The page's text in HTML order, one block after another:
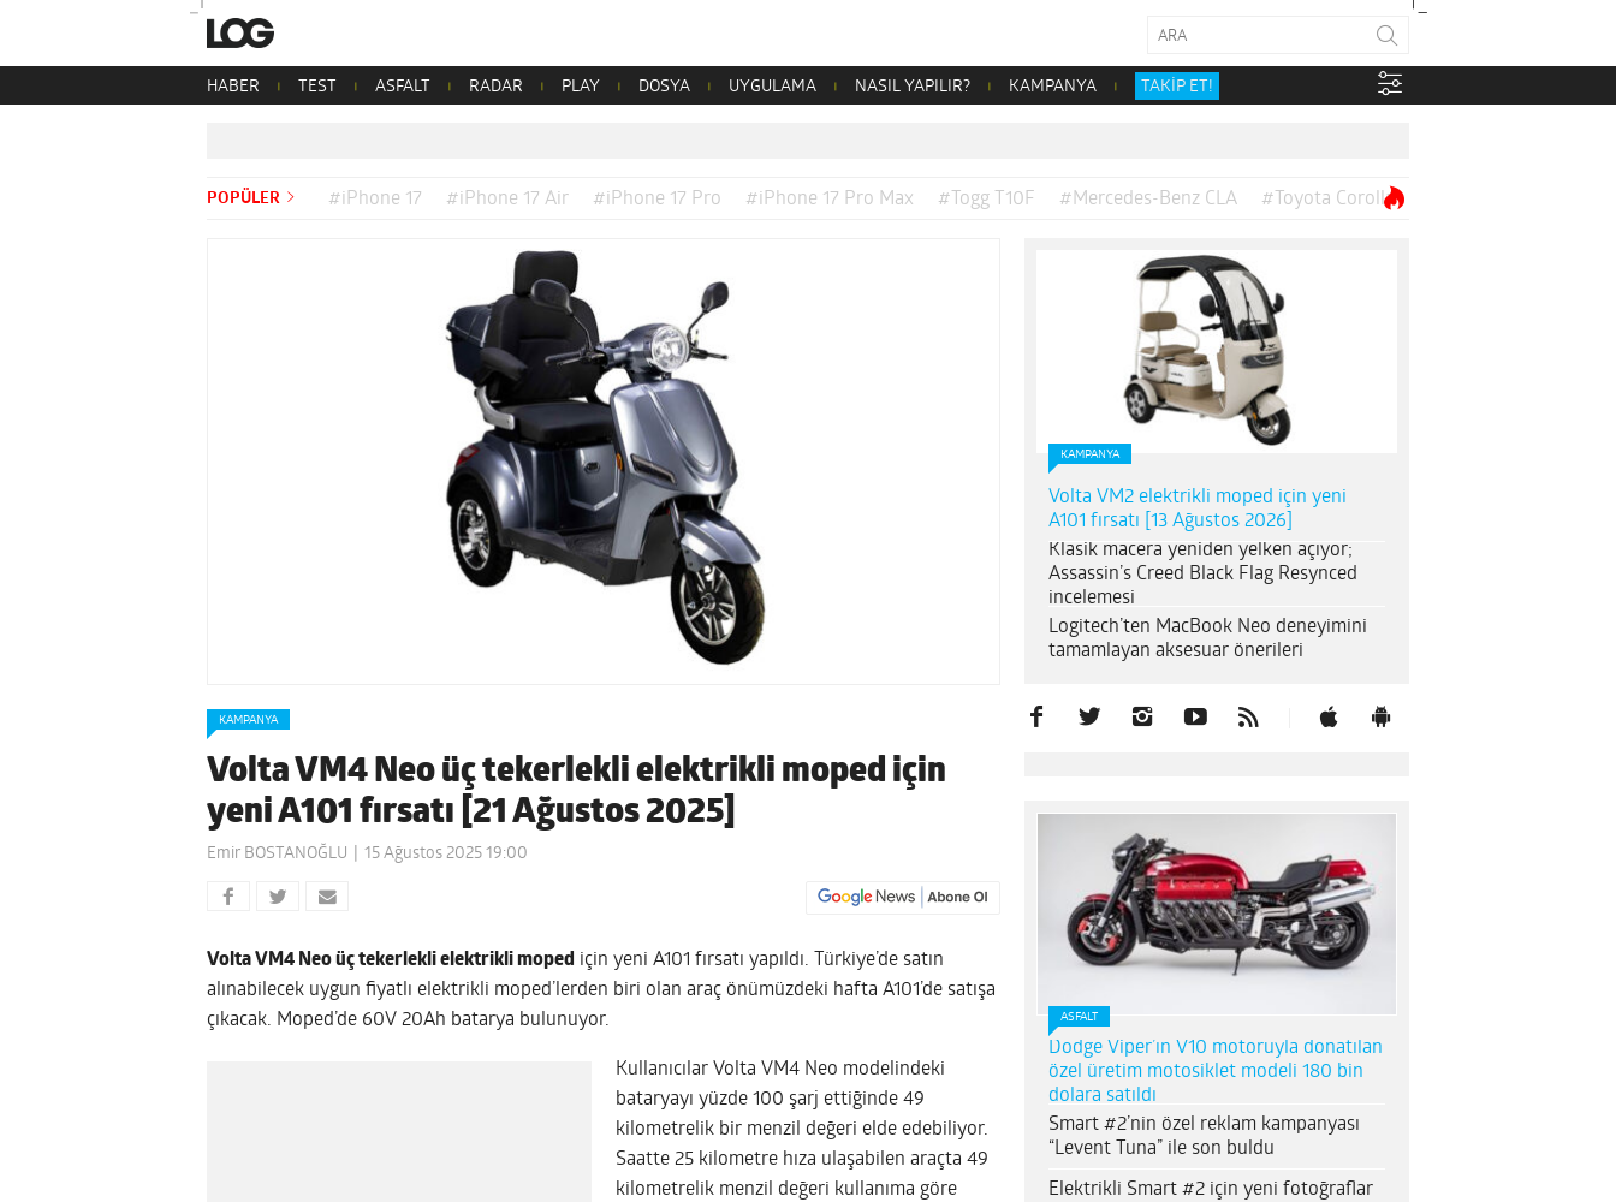
HABER TEST ASFALT RADAR PLAY DOSYA UYGULAMA NASIL YAPILIR? KAMPANYA TAKİP ET!
POPÜLER #iPhone 17 #iPhone 17 Air #iPhone 17 Pro #iPhone 17 Pro Max #Togg T10F #Mercedes-Benz CLA #Toyota Corolla
KAMPANYA
Volta VM4 Neo üç tekerlekli elektrikli moped için
yeni A101 fırsatı [21 Ağustos 2025]
Emir BOSTANOĞLU 15 Ağustos 2025 19:00
Volta VM4 Neo üç tekerlekli elektrikli moped için yeni A101 fırsatı yapıldı. Türkiye’de satın
alınabilecek uygun fiyatlı elektrikli moped’lerden biri olan araç önümüzdeki hafta A101’de satışa
çıkacak. Moped’de 60V 20Ah batarya bulunuyor.
Kullanıcılar Volta VM4 Neo modelindeki
bataryayı yüzde 100 şarj ettiğinde 49
kilometrelik bir menzil değeri elde edebiliyor.
Saatte 25 kilometre hıza ulaşabilen araçta 49
kilometrelik menzil değeri kullanıma göre
KAMPANYA
Volta VM2 elektrikli moped için yeni
A101 fırsatı [13 Ağustos 2026]
Klasik macera yeniden yelken açıyor;
Assassin’s Creed Black Flag Resynced
incelemesi
Logitech’ten MacBook Neo deneyimini
tamamlayan aksesuar önerileri
ASFALT
Dodge Viper’ın V10 motoruyla donatılan
özel üretim motosiklet modeli 180 bin
dolara satıldı
Smart #2’nin özel reklam kampanyası
“Levent Tuna” ile son buldu
Elektrikli Smart #2 için yeni fotoğraflar